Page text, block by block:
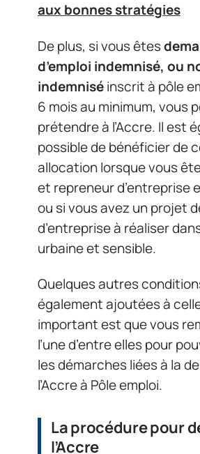
aux bonnes stratégies
De plus, si vous êtes
d’emploi indemnisé, ou
indemniséinscrit à pôle
6 mois au minimum, vous
prétendre à l’Accre. Il est
possible de bénéficier de
allocation lorsque vous
et repreneur d’entreprise
ou si vous avez un projet
d’entreprise à réaliser
urbaine et sensible.
Quelques autres
également ajoutées à
important est que vous
l’une d’entre elles pour
les démarches liées à la
l’Accre à Pôle emploi.
La procédure pour
l’Accre